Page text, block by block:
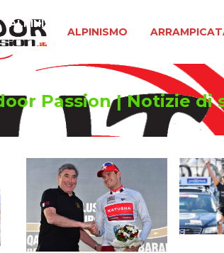
ALPINISMO
ALPINISMO
Passion | Notizie di